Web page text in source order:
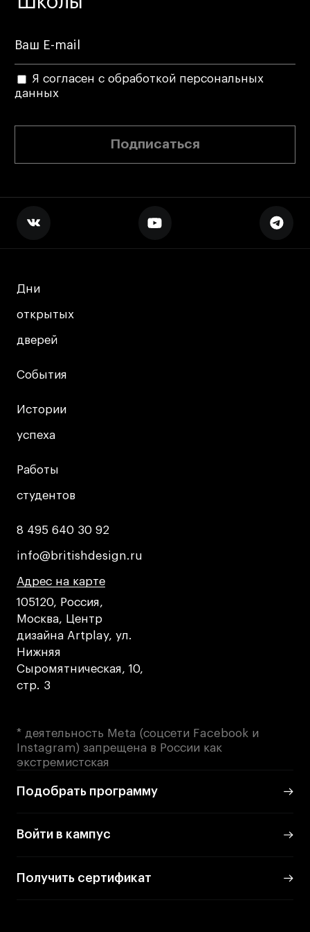
Для школьников
О школе
Новости
Блог
Преподаватели
Ресурсы
Связи с индустрией
Вакансии
Поступающим
Условия поступления
Стоимость обучения
Иностранным студентам
График учебного года
Вопросы и ответы
Карьера
Ассоциация выпускников
Живые проекты
Конкурсы
Летние стажировки
Проекты студентов
Работы студентов
Я согласен с обработкой персональных
данных
Подписаться
Дни
открытых
дверей
Дни
открытых
дверей
События
События
Истории
успеха
Истории
успеха
Работы
студентов
Работы
студентов
8 495 640 30 92
8 495 640 30 92
info@britishdesign.ru
info@britishdesign.ru
Адрес на карте
Адрес на карте
Адрес на карте
105120, Россия,
Москва, Центр
дизайна Artplay, ул.
Нижняя
Сыромятническая, 10,
стр. 3
* деятельность Meta (соцсети Facebook и
Instagram) запрещена в России как
экстремистская
Подобрать программу
Войти в кампус
Получить сертификат